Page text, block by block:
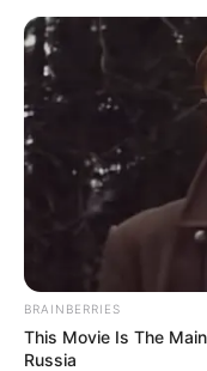
BRAINBERRIES
This Movie Is The
Russia